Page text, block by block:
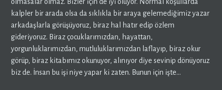
kalpler bir arada olsa da sıklıkla bir araya gelemediğimiz yazar
arkadaşlarla görüşüyoruz, biraz hal hatır edip özlem
gideriyoruz. Biraz çocuklarımızdan, hayattan,
yorgunluklarımızdan, mutluluklarımızdan laflayıp, biraz okur
görüp, biraz kitabımız okunuyor, alınıyor diye sevinip dönüyoruz
biz de. İnsan bu işi niye yapar ki zaten. Bunun için işte…